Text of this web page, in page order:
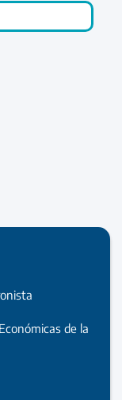
de la